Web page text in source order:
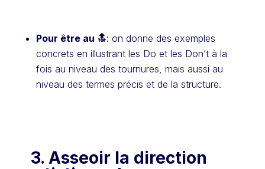
Pour être au 🔝: on donne des exemples
concrets en illustrant les Do et les Don’t à la
fois au niveau des tournures, mais aussi au
niveau des termes précis et de la structure.
3. Asseoir la direction